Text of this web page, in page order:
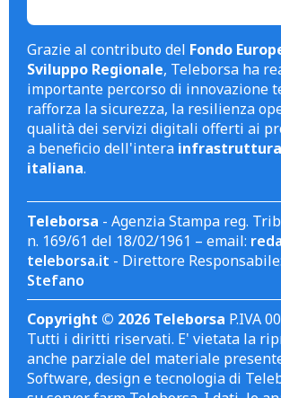
Grazie al contributo del Fondo
Sviluppo Regionale, Teleborsa ha
importante percorso di innovazione
rafforza la sicurezza, la resilienza
qualità dei servizi digitali offerti ai
a beneficio dell'intera
italiana.
Teleborsa - Agenzia Stampa reg.
n. 169/61 del 18/02/1961 – email:
teleborsa.it - Direttore Responsabile:
Stefano
Copyright © 2026 Teleborsa P.IVA
Tutti i diritti riservati. E' vietata la
anche parziale del materiale
Software, design e tecnologia di